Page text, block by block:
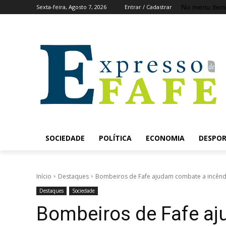
Sexta-feira, Agosto 7, 2026 Entrar / Cadastrar No menu
SOCIEDADE POLÍTICA ECONOMIA
Início Destaques Bombeiros de Fafe ajudam combate a
Destaques Sociedade
Bombeiros de Fafe